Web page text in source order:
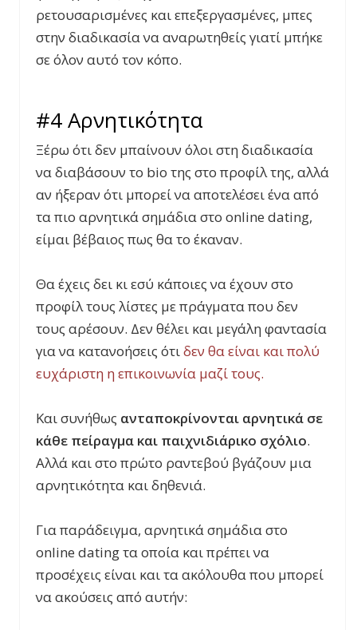
ρετουσαρισμένες και επεξεργασμένες, μπες
στην διαδικασία να αναρωτηθείς γιατί μπήκε
σε όλον αυτό τον κόπο.
#4 Αρνητικότητα
Ξέρω ότι δεν μπαίνουν όλοι στη διαδικασία
να διαβάσουν το bio της στο προφίλ της, αλλά
αν ήξεραν ότι μπορεί να αποτελέσει ένα από
τα πιο αρνητικά σημάδια στο online dating,
είμαι βέβαιος πως θα το έκαναν.
Θα έχεις δει κι εσύ κάποιες να έχουν στο
προφίλ τους λίστες με πράγματα που δεν
τους αρέσουν. Δεν θέλει και μεγάλη φαντασία
για να κατανοήσεις ότιδεν θα είναι και πολύ
ευχάριστη η επικοινωνία μαζί τους.
Και συνήθως ανταποκρίνονται αρνητικά σε
κάθε πείραγμα και παιχνιδιάρικο σχόλιο.
Αλλά και στο πρώτο ραντεβού βγάζουν μια
αρνητικότητα και δηθενιά.
Για παράδειγμα, αρνητικά σημάδια στο
online dating τα οποία και πρέπει να
προσέχεις είναι και τα ακόλουθα που μπορεί
να ακούσεις από αυτήν: